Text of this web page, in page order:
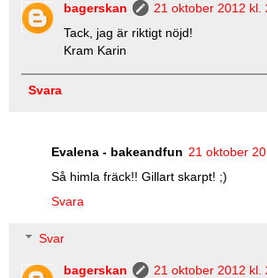
bagerskan
21 oktober 2012 kl.
Tack, jag är riktigt nöjd!
Kram Karin
Svara
Evalena - bakeandfun 21 oktober
Så himla fräck!! Gillart skarpt! ;)
Svara
Svar
bagerskan
21 oktober 2012 kl.